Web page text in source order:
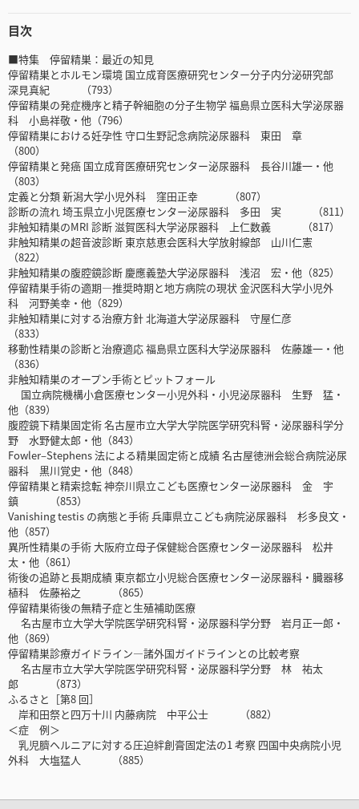
目次
■特集 停留精巣：最近の知見
停留精巣とホルモン環境 国立成育医療研究センター分子内分泌研究部
深見真紀 （793）
停留精巣の発症機序と精子幹細胞の分子生物学 福島県立医科大学泌尿器
科 小島祥敬・他（796）
停留精巣における妊孕性 守口生野記念病院泌尿器科 東田 章
（800）
停留精巣と発癌 国立成育医療研究センター泌尿器科 長谷川雄一・他
（803）
定義と分類 新潟大学小児外科 窪田正幸 （807）
診断の流れ 埼玉県立小児医療センター泌尿器科 多田 実 （811）
非触知精巣のMRI 診断 滋賀医科大学泌尿器科 上仁数義 （817）
非触知精巣の超音波診断 東京慈恵会医科大学放射線部 山川仁憲
（822）
非触知精巣の腹腔鏡診断 慶應義塾大学泌尿器科 浅沼 宏・他（825）
停留精巣手術の適期―推奨時期と地方病院の現状 金沢医科大学小児外
科 河野美幸・他（829）
非触知精巣に対する治療方針 北海道大学泌尿器科 守屋仁彦
（833）
移動性精巣の診断と治療適応 福島県立医科大学泌尿器科 佐藤雄一・他
（836）
非触知精巣のオープン手術とピットフォール
国立病院機構小倉医療センター小児外科・小児泌尿器科 生野 猛・
他（839）
腹腔鏡下精巣固定術 名古屋市立大学大学院医学研究科腎・泌尿器科学分
野 水野健太郎・他（843）
Fowler‒Stephens 法による精巣固定術と成績 名古屋徳洲会総合病院泌尿
器科 黒川覚史・他（848）
停留精巣と精索捻転 神奈川県立こども医療センター泌尿器科 金 宇
鎮 （853）
Vanishing testis の病態と手術 兵庫県立こども病院泌尿器科 杉多良文・
他（857）
異所性精巣の手術 大阪府立母子保健総合医療センター泌尿器科 松井
太・他（861）
術後の追跡と長期成績 東京都立小児総合医療センター泌尿器科・臓器移
植科 佐藤裕之 （865）
停留精巣術後の無精子症と生殖補助医療
名古屋市立大学大学院医学研究科腎・泌尿器科学分野 岩月正一郎・
他（869）
停留精巣診療ガイドライン―諸外国ガイドラインとの比較考察
名古屋市立大学大学院医学研究科腎・泌尿器科学分野 林 祐太
郎 （873）
ふるさと［第8 回］
岸和田祭と四万十川 内藤病院 中平公士 （882）
＜症 例＞
乳児臍ヘルニアに対する圧迫絆創膏固定法の1 考察 四国中央病院小児
外科 大塩猛人 （885）